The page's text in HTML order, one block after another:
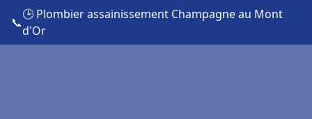
📞
🕒 Plombier assainissement Champagne au Mont
d'Or